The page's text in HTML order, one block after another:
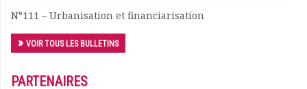
N°111 – Urbanisation et financiarisation
VOIR TOUS LES BULLETINS
PARTENAIRES